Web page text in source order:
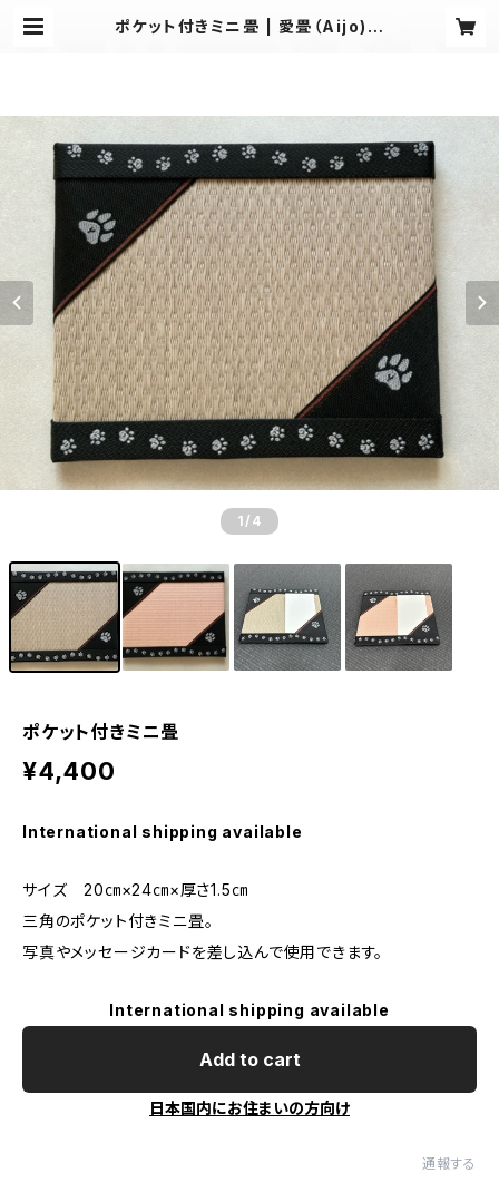
ポケット付きミニ畳 | 愛畳（Aijo)工
1 /4
ポケット付きミニ畳
¥4,400
International shipping available
サイズ 20㎝×24㎝×厚さ1.5㎝
三角のポケット付きミニ畳。
写真やメッセージカードを差し込んで使用できます。
International shipping available
Add to cart
日本国内にお住まいの方向け
通報する